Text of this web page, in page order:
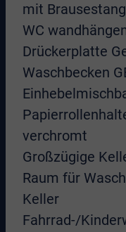
mit
WC
Drückerplatte
Waschbecken
verchromt
Großzügige
Raum für
Keller
Fahrrad-/